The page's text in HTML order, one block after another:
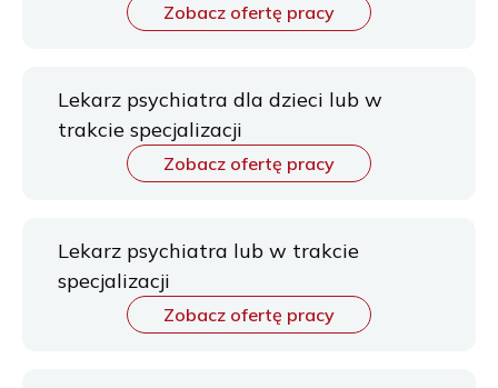
Zobacz ofertę pracy
Lekarz psychiatra dla dzieci lub w
trakcie specjalizacji
Zobacz ofertę pracy
Lekarz psychiatra lub w trakcie
specjalizacji
Zobacz ofertę pracy